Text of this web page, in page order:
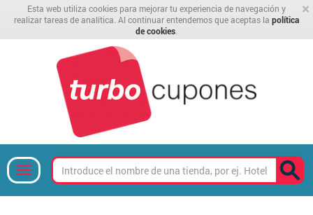
×
Esta web utiliza cookies para mejorar tu experiencia de navegación y
realizar tareas de analítica. Al continuar entendemos que aceptas la política
de cookies